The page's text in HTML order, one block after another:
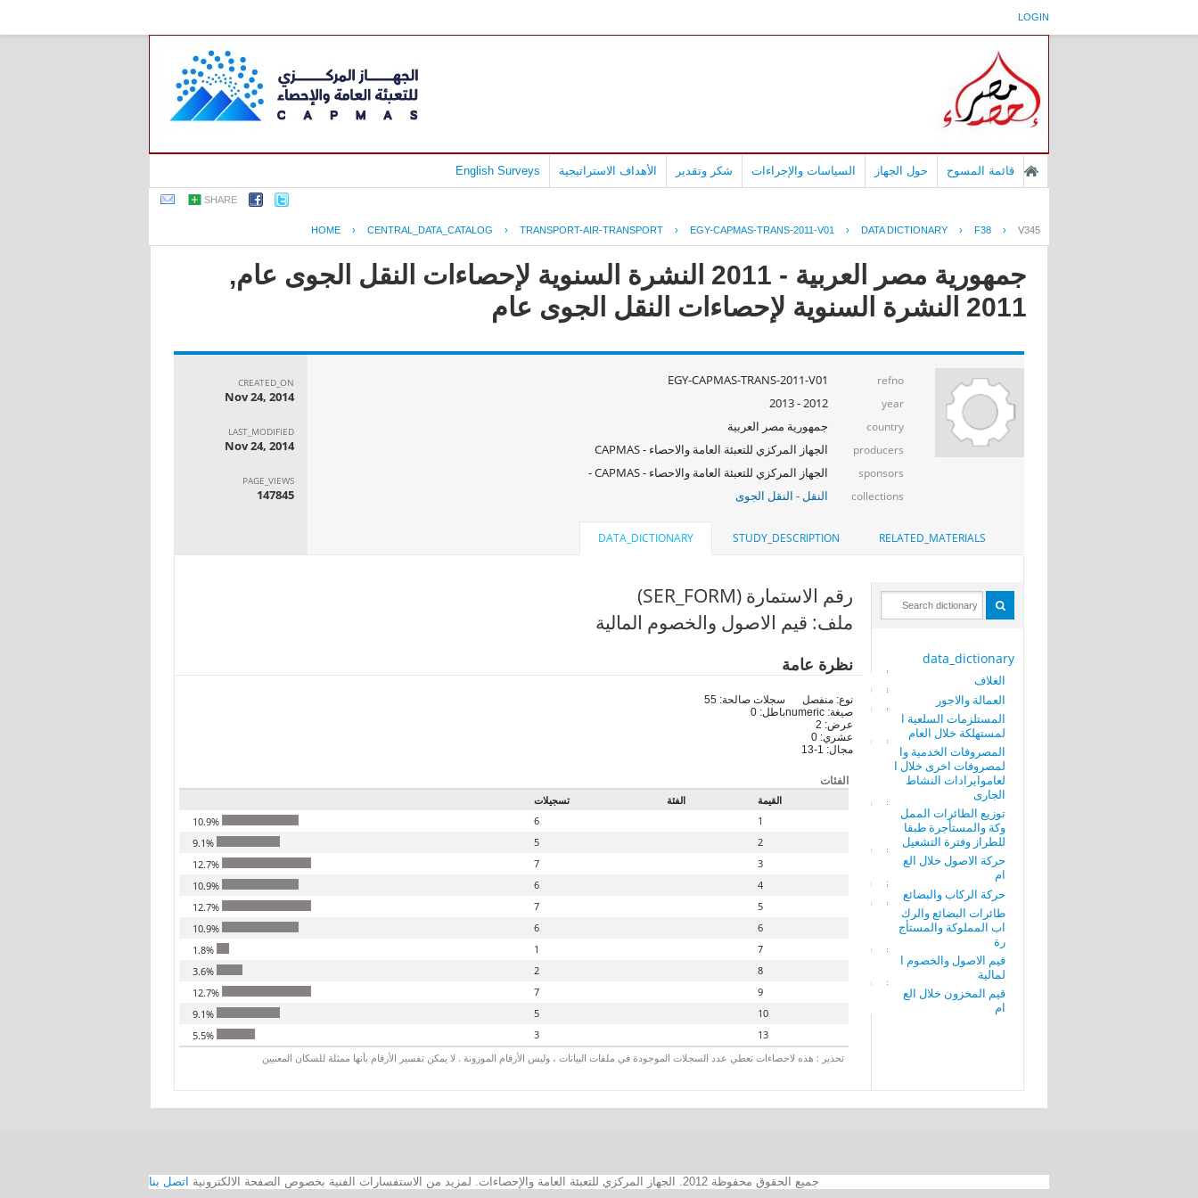
LOGIN
قائمة المسوح حول الجهاز السياسات والإجراءات شكر وتقدير الأهداف الاستراتيجية English Surveys
SHARE
HOME › CENTRAL_DATA_CATALOG › TRANSPORT-AIR-TRANSPORT › EGY-CAPMAS-TRANS-2011-V01 › DATA DICTIONARY › F38 › V345
جمهورية مصر العربية - 2011 النشرة السنوية لإحصاءات النقل الجوى عام,
2011 النشرة السنوية لإحصاءات النقل الجوى عام
refno
EGY-CAPMAS-TRANS-2011-V01
year
2012 - 2013
country جمهورية مصر العربية
producers الجهاز المركزي للتعبئة العامة والاحصاء - CAPMAS
sponsors الجهاز المركزي للتعبئة العامة والاحصاء - CAPMAS -
collections النقل - النقل الجوى
CREATED_ON
Nov 24, 2014
LAST_MODIFIED
Nov 24, 2014
PAGE_VIEWS
147845
RELATED_MATERIALS
STUDY_DESCRIPTION
DATA_DICTIONARY
data_dictionary
الغلاف
العمالة والاجور
المستلزمات السلعية ا
لمستهلكة خلال العام
المصروفات الخدمية وا
لمصروفات اخرى خلال ا
لعاموايرادات النشاط
الجارى
توزيع الطائرات الممل
وكة والمستأجرة طبقا
للطراز وفترة التشغيل
حركة الاصول خلال الع
ام
حركة الركاب والبضائع
طائرات البضائع والرك
اب المملوكة والمستأج
رة
قيم الاصول والخصوم ا
لمالية
قيم المخزون خلال الع
ام
رقم الاستمارة (SER_FORM)
ملف: قيم الاصول والخصوم المالية
نظرة عامة
نوع: منفصل
صيغة: numeric
عرض: 2
عشري: 0
مجال: 1-13
سجلات صالحة: 55
باطل: 0
الفئات
القيمة الفئة
تسجيلات
1
6
2
5
3
7
4
6
5
7
6
6
7
1
8
2
9
7
10
5
13
3
تحذير : هذه لاحصاءات تعطي عدد السجلات الموجودة في ملفات البيانات ، وليس الأرقام الموزونة . لا يمكن تفسير الأرقام بأنها ممثلة للسكان المعنيين
جميع الحقوق محفوظة 2012. الجهاز المركزي للتعبئة العامة والإحصاءات. لمزيد من الاستفسارات الفنية بخصوص الصفحة الالكترونية اتصل بنا